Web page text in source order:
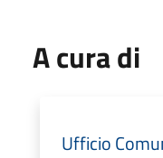
A cura di
Ufficio